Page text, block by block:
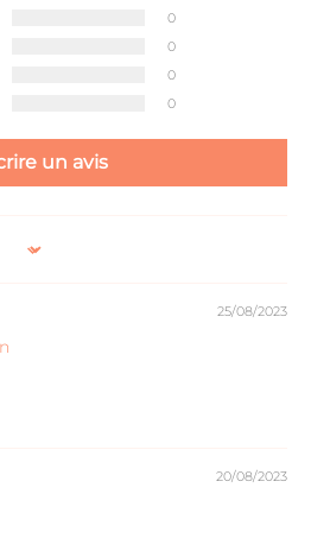
0
0
0
0
un avis
25/08/2023
20/08/2023